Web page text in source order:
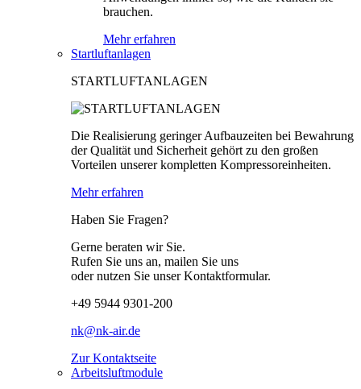
brauchen.
Mehr erfahren
Startluftanlagen
STARTLUFTANLAGEN
Die Realisierung geringer Aufbauzeiten bei Bewahrung
der Qualität und Sicherheit gehört zu den großen
Vorteilen unserer kompletten Kompressoreinheiten.
Mehr erfahren
Haben Sie Fragen?
Gerne beraten wir Sie.
Rufen Sie uns an, mailen Sie uns
oder nutzen Sie unser Kontaktformular.
+49 5944 9301-200
nk@nk-air.de
Zur Kontaktseite
Arbeitsluftmodule